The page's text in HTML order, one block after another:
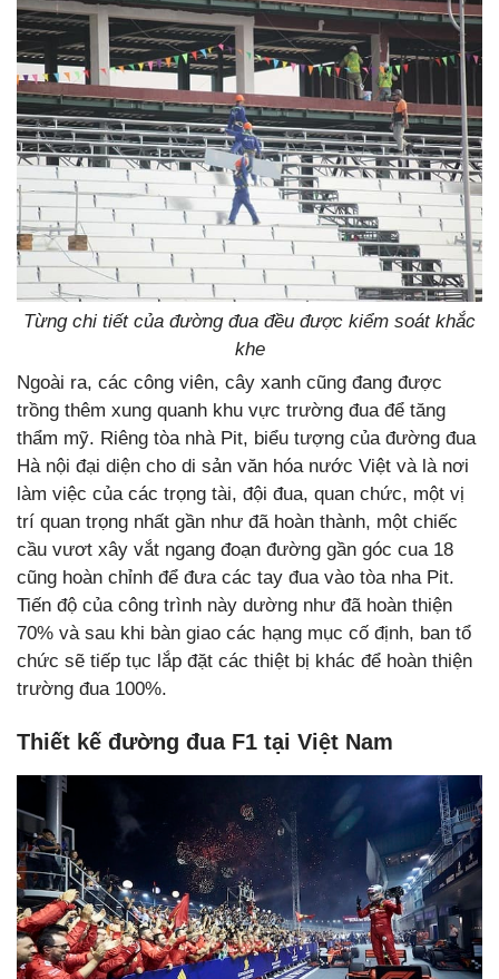
Từng chi tiết của đường đua đều được kiểm soát khắc
khe
Ngoài ra, các công viên, cây xanh cũng đang được
trồng thêm xung quanh khu vực trường đua để tăng
thẩm mỹ. Riêng tòa nhà Pit, biểu tượng của đường đua
Hà nội đại diện cho di sản văn hóa nước Việt và là nơi
làm việc của các trọng tài, đội đua, quan chức, một vị
trí quan trọng nhất gần như đã hoàn thành, một chiếc
cầu vươt xây vắt ngang đoạn đường gần góc cua 18
cũng hoàn chỉnh để đưa các tay đua vào tòa nha Pit.
Tiến độ của công trình này dường như đã hoàn thiện
70% và sau khi bàn giao các hạng mục cố định, ban tổ
chức sẽ tiếp tục lắp đặt các thiệt bị khác để hoàn thiện
trường đua 100%.
Thiết kế đường đua F1 tại Việt Nam